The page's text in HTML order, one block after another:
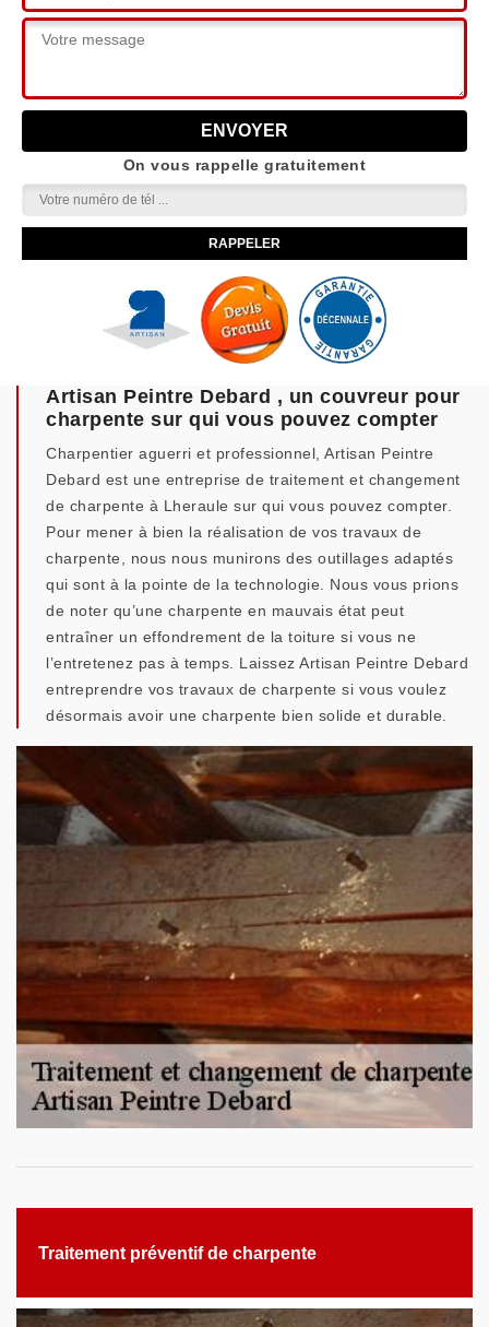
On vous rappelle gratuitement
Artisan Peintre Debard , un couvreur pour
charpente sur qui vous pouvez compter
Charpentier aguerri et professionnel, Artisan Peintre
Debard est une entreprise de traitement et changement
de charpente à Lheraule sur qui vous pouvez compter.
Pour mener à bien la réalisation de vos travaux de
charpente, nous nous munirons des outillages adaptés
qui sont à la pointe de la technologie. Nous vous prions
de noter qu’une charpente en mauvais état peut
entraîner un effondrement de la toiture si vous ne
l’entretenez pas à temps. Laissez Artisan Peintre Debard
entreprendre vos travaux de charpente si vous voulez
désormais avoir une charpente bien solide et durable.
Traitement préventif de charpente